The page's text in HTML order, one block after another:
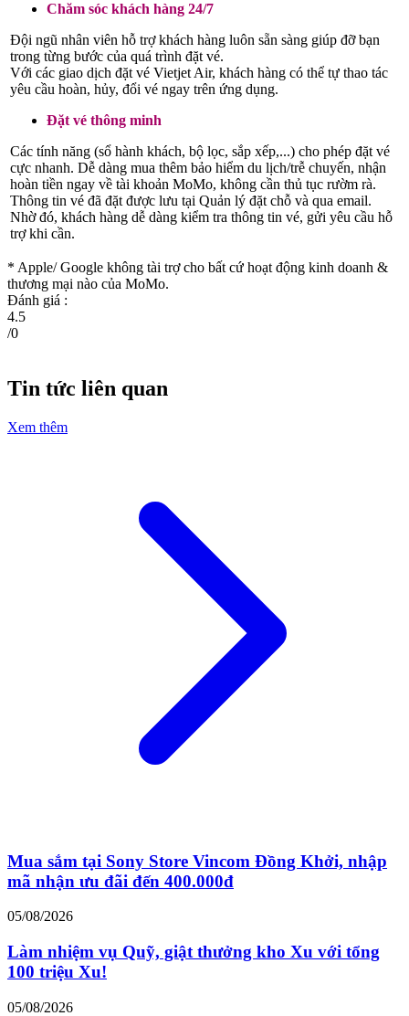
Chăm sóc khách hàng 24/7
Đội ngũ nhân viên hỗ trợ khách hàng luôn sẵn sàng giúp đỡ bạn
trong từng bước của quá trình đặt vé.
Với các giao dịch đặt vé Vietjet Air, khách hàng có thể tự thao tác
yêu cầu hoàn, hủy, đổi vé ngay trên ứng dụng.
Đặt vé thông minh
Các tính năng (sổ hành khách, bộ lọc, sắp xếp,...) cho phép đặt vé
cực nhanh. Dễ dàng mua thêm bảo hiểm du lịch/trễ chuyến, nhận
hoàn tiền ngay về tài khoản MoMo, không cần thủ tục rườm rà.
Thông tin vé đã đặt được lưu tại Quản lý đặt chỗ và qua email.
Nhờ đó, khách hàng dễ dàng kiểm tra thông tin vé, gửi yêu cầu hỗ
trợ khi cần.
* Apple/ Google không tài trợ cho bất cứ hoạt động kinh doanh &
thương mại nào của MoMo.
Đánh giá :
4.5
/0
Tin tức liên quan
Xem thêm
Mua sắm tại Sony Store Vincom Đồng Khởi, nhập
mã nhận ưu đãi đến 400.000đ
05/08/2026
Làm nhiệm vụ Quỹ, giật thưởng kho Xu với tổng
100 triệu Xu!
05/08/2026